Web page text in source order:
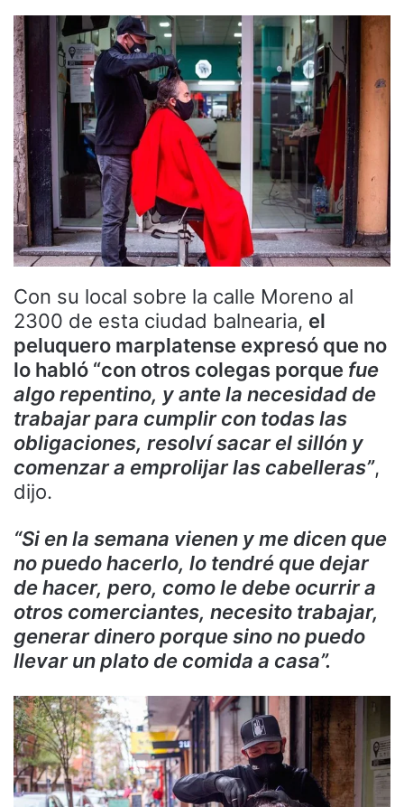
Con su local sobre la calle Moreno al
2300 de esta ciudad balnearia, el
peluquero marplatense expresó que no
lo habló “con otros colegas porque fue
algo repentino, y ante la necesidad de
trabajar para cumplir con todas las
obligaciones, resolví sacar el sillón y
comenzar a emprolijar las cabelleras”,
dijo.
“Si en la semana vienen y me dicen que
no puedo hacerlo, lo tendré que dejar
de hacer, pero, como le debe ocurrir a
otros comerciantes, necesito trabajar,
generar dinero porque sino no puedo
llevar un plato de comida a casa”.